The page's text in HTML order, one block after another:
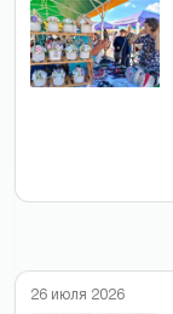
26 июля 2026